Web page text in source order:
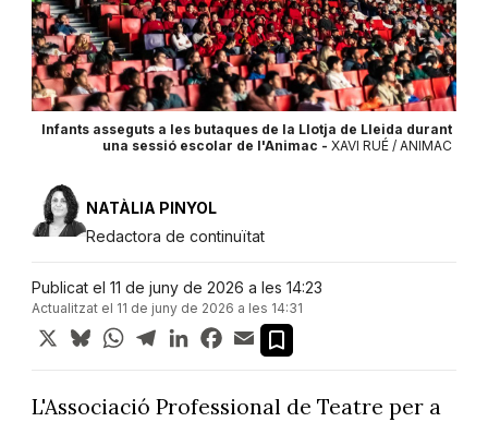
Infants asseguts a les butaques de la Llotja de Lleida durant
una sessió escolar de l'Animac - XAVI RUÉ / ANIMAC
NATÀLIA PINYOL
Redactora de continuïtat
Publicat el 11 de juny de 2026 a les 14:23
Actualitzat el 11 de juny de 2026 a les 14:31
X BlueskyWhatsApp
TelegramLinkedInFacebook
Email
L'Associació Professional de Teatre per a